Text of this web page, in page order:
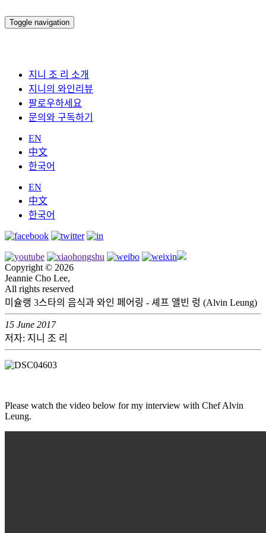
Toggle navigation
지니 조 리 소개
지니의 와인리뷰
팔로우하세요
문의와 구독하기
EN
中文
한국어
EN
中文
한국어
Copyright © 2026
Jeannie Cho Lee,
All rights reserved
미슐랭 3스타의 음식과 와인 페어링 - 셰프 앨빈 렁 (Alvin Leung)
15 June 2017
저자: 지니 조 리
Please watch the video below for my interview with Chef Alvin
Leung.